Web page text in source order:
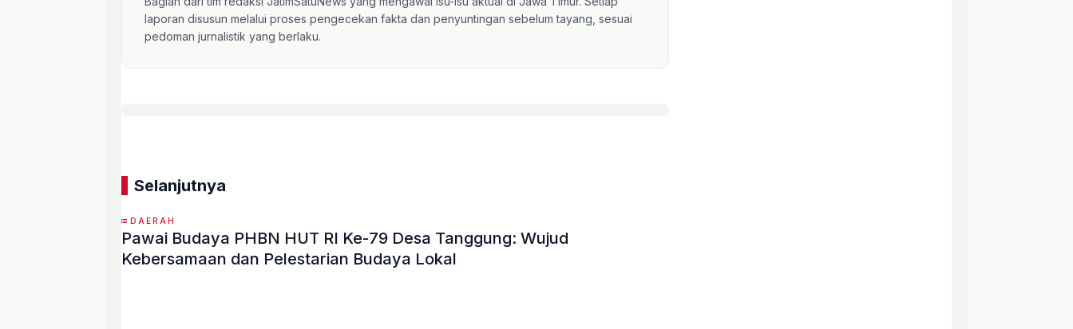
laporan disusun melalui proses pengecekan fakta dan penyuntingan sebelum tayang, sesuai
pedoman jurnalistik yang berlaku.
Selanjutnya
DAERAH
Pawai Budaya PHBN HUT RI Ke-79 Desa Tanggung: Wujud
Kebersamaan dan Pelestarian Budaya Lokal